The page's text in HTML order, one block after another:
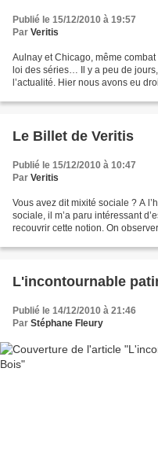
Publié le 15/12/2010 à 19:57
Par Veritis
Aulnay et Chicago, même
loi des séries… Il y a peu de
l’actualité. Hier nous avons eu
Le Billet de Veritis
Publié le 15/12/2010 à 10:47
Par Veritis
Vous avez dit mixité sociale ? A
sociale, il m’a paru intéressant
recouvrir cette notion. On
L'incontournable
Publié le 14/12/2010 à 21:46
Par Stéphane Fleury